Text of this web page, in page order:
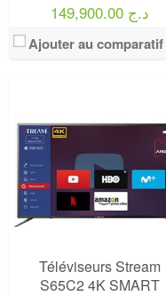
149,900.00 د.ج
Ajouter au comparatif
Téléviseurs Stream
S65C2 4K SMART
Prix:75000
Définition:UHD TV
View Details →